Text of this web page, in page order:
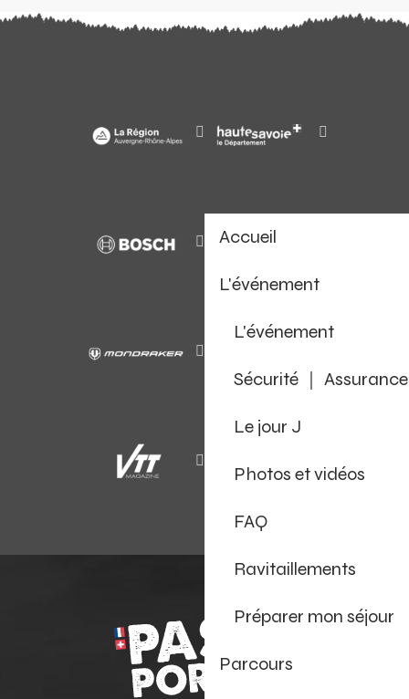
Accueil
L'événement
L'événement
Sécurité ｜ Assurance
Le jour J
Photos et vidéos
FAQ
Ravitaillements
Préparer mon séjour
Parcours